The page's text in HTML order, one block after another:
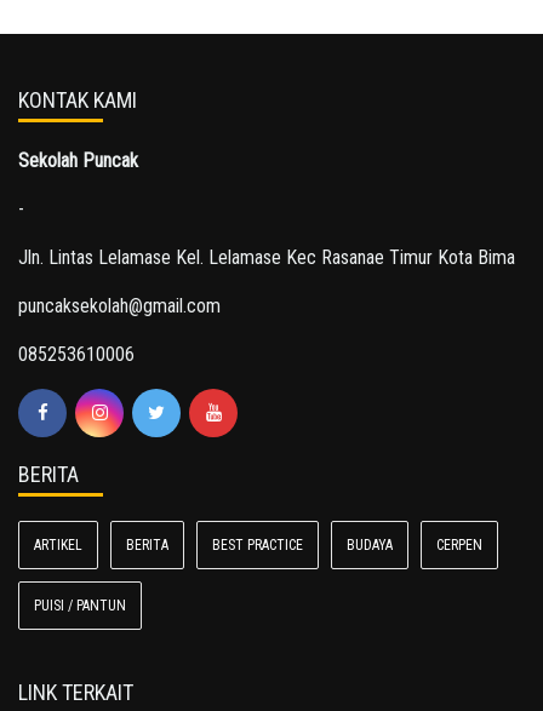
KONTAK KAMI
Sekolah Puncak
-
Jln. Lintas Lelamase Kel. Lelamase Kec Rasanae Timur Kota Bima
puncaksekolah@gmail.com
085253610006
BERITA
ARTIKEL BERITA BEST PRACTICE BUDAYA CERPEN
PUISI / PANTUN
LINK TERKAIT